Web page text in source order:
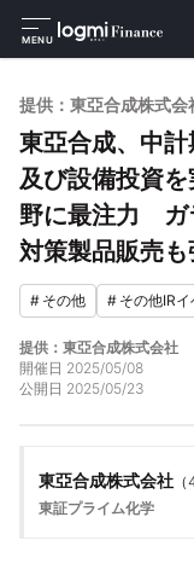
MENU
提供：東亞合成株式会
東亞合成、中
及び設備投資
野に最注力 ガ
対策製品販売
# その他 # その他IRイ
提供：東亞合成株式会社
開催日 2025/05/08
公開日 2025/05/23
東亞合成株式会社 （
東証プライム化学